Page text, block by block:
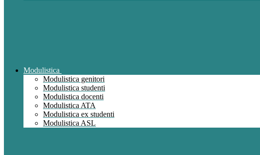
Modulistica
Modulistica genitori
Modulistica studenti
Modulistica docenti
Modulistica ATA
Modulistica ex studenti
Modulistica ASL